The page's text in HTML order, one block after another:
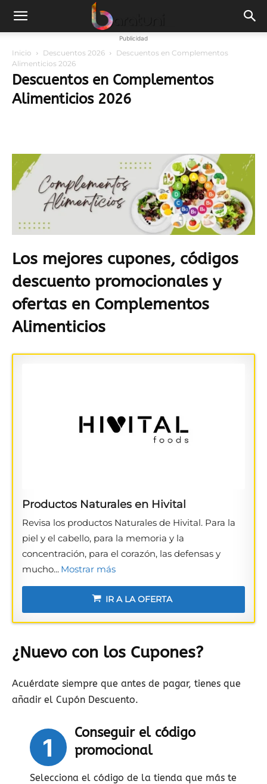
Publicidad
Inicio Descuentos 2026
Descuentos en Complementos
Alimenticios 2026
Descuentos en Complementos
Alimenticios 2026
Los mejores cupones, códigos
descuento promocionales y
ofertas en Complementos
Alimenticios
Productos Naturales en Hivital
Revisa los productos Naturales de Hivital. Para la
piel y el cabello, para la memoria y la
concentración, para el corazón, las defensas y
mucho... Mostrar más
IR A LA OFERTA
¿Nuevo con los Cupones?
Acuérdate siempre que antes de pagar, tienes que
añadir el Cupón Descuento.
1
Conseguir el código
promocional
Selecciona el código de la tienda que más te